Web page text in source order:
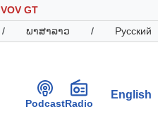
VOV GT
/ ພາສາລາວ / Русский
PodcastRadio
English